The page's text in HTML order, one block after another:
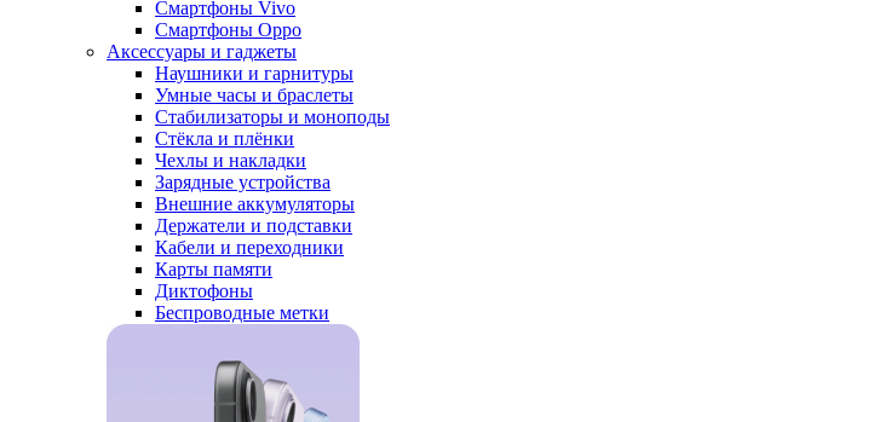
Смартфоны Vivo
Смартфоны Oppo
Аксессуары и гаджеты
Наушники и гарнитуры
Умные часы и браслеты
Стабилизаторы и моноподы
Стёкла и плёнки
Чехлы и накладки
Зарядные устройства
Внешние аккумуляторы
Держатели и подставки
Кабели и переходники
Карты памяти
Диктофоны
Беспроводные метки